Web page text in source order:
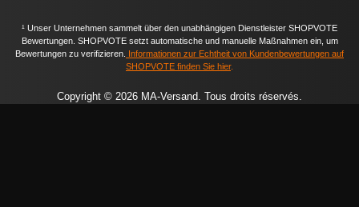
¹ Unser Unternehmen sammelt über den unabhängigen Dienstleister SHOPVOTE
Bewertungen. SHOPVOTE setzt automatische und manuelle Maßnahmen ein, um
Bewertungen zu verifizieren. Informationen zur Echtheit von Kundenbewertungen auf
SHOPVOTE finden Sie hier.
Copyright © 2026 MA-Versand. Tous droits réservés.